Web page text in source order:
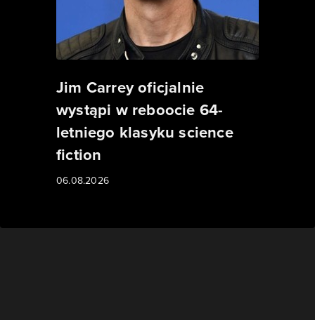
Jim Carrey oficjalnie
wystąpi w reboocie 64-
letniego klasyku science
fiction
06.08.2026